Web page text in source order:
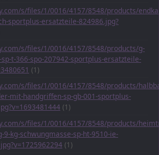
s/files/1/0016/4157/8548/products/
sportplus-ersatzteile-824986.jpg?
s/files/1/0016/4157/8548/products/g-
t-366-spo-207942-sportplus-ersatzteile-
(1)
s/files/1/0016/4157/8548/products/
mit-handgriffen-sp-gb-001-sportplus-
(1)
s/files/1/0016/4157/8548/products/
9-kg-schwungmasse-sp-ht-9510-ie-
(1)